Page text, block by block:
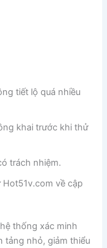
tiết lộ quá nhiều
khai trước khi thử
trách nhiệm.
về cập
thống xác minh
tảng nhỏ, giảm thiểu